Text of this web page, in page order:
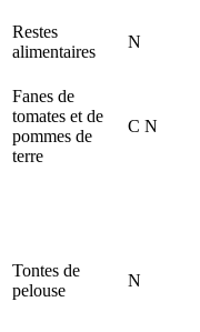
Restes
alimentaires
N
Fanes de
tomates et de
pommes de
terre
C N
Tontes de
pelouse
N